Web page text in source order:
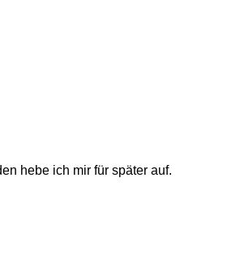
hebe ich mir für später auf.